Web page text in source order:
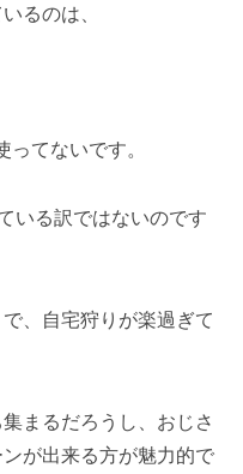
るのは、
てないです。
いる訳ではないのです
、自宅狩りが楽過ぎて
まるだろうし、おじさ
が出来る方が魅力的で